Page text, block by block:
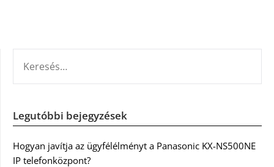
Legutóbbi bejegyzések
Hogyan javítja az ügyfélélményt a Panasonic KX-NS500NE
IP telefonközpont?